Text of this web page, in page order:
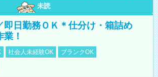
未読
即日勤務ＯＫ＊仕分け・箱詰め
！
社会人未経験OK
ブランクOK